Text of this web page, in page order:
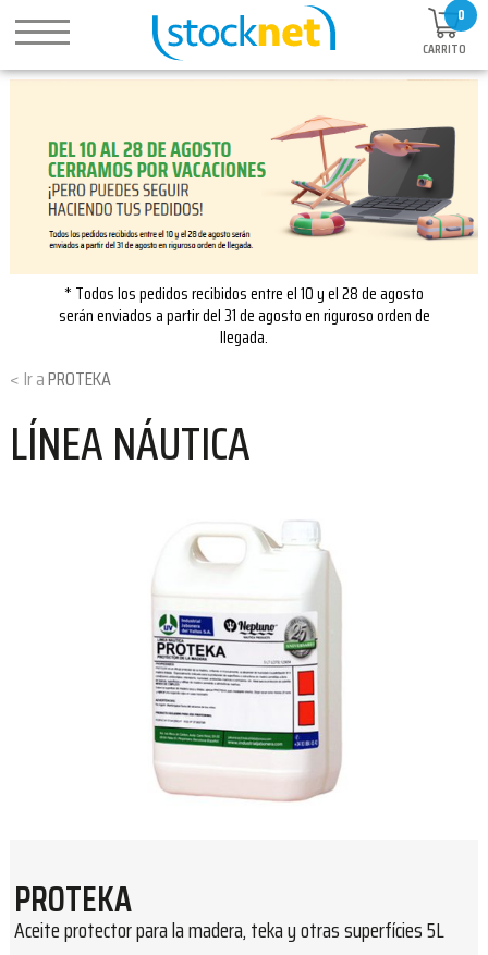
0
CARRITO
* Todos los pedidos recibidos entre el 10 y el 28 de agosto
serán enviados a partir del 31 de agosto en riguroso orden de
llegada.
PROTEKA
LÍNEA NÁUTICA
PROTEKA
Aceite protector para la madera, teka y otras superfícies 5L